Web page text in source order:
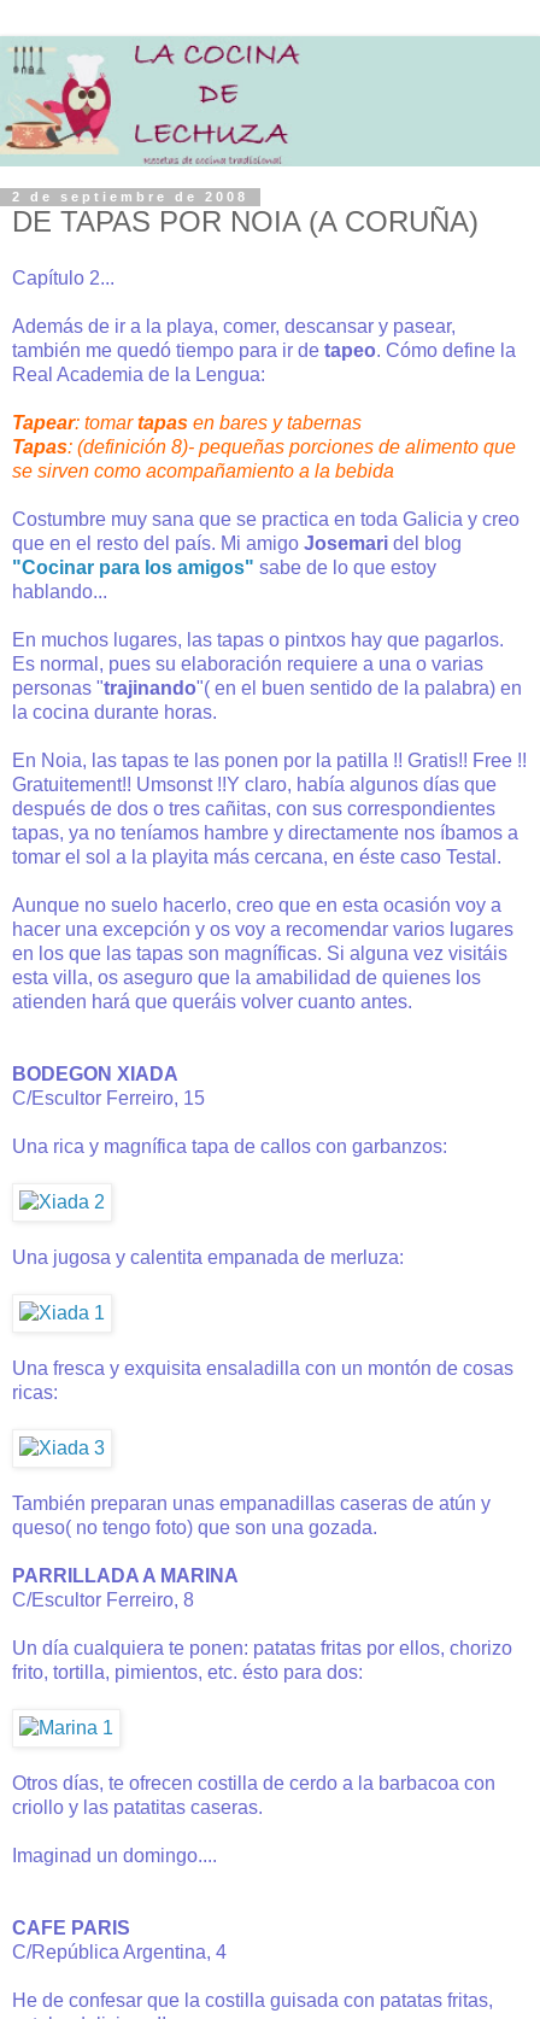
2 de septiembre de 2008
DE TAPAS POR NOIA (A CORUÑA)
Capítulo 2...
Además de ir a la playa, comer, descansar y pasear,
también me quedó tiempo para ir de tapeo. Cómo define la
Real Academia de la Lengua:
Tapear: tomartapas en bares y tabernas
Tapas: (definición 8)- pequeñas porciones de alimento que
se sirven como acompañamiento a la bebida
Costumbre muy sana que se practica en toda Galicia y creo
que en el resto del país. Mi amigo Josemari del blog
"Cocinar para los amigos" sabe de lo que estoy
hablando...
En muchos lugares, las tapas o pintxos hay que pagarlos.
Es normal, pues su elaboración requiere a una o varias
personas "trajinando"( en el buen sentido de la palabra) en
la cocina durante horas.
En Noia, las tapas te las ponen por la patilla !! Gratis!! Free !!
Gratuitement!! Umsonst !!Y claro, había algunos días que
después de dos o tres cañitas, con sus correspondientes
tapas, ya no teníamos hambre y directamente nos íbamos a
tomar el sol a la playita más cercana, en éste caso Testal.
Aunque no suelo hacerlo, creo que en esta ocasión voy a
hacer una excepción y os voy a recomendar varios lugares
en los que las tapas son magníficas. Si alguna vez visitáis
esta villa, os aseguro que la amabilidad de quienes los
atienden hará que queráis volver cuanto antes.
BODEGON XIADA
C/Escultor Ferreiro, 15
Una rica y magnífica tapa de callos con garbanzos:
Una jugosa y calentita empanada de merluza:
Una fresca y exquisita ensaladilla con un montón de cosas
ricas:
También preparan unas empanadillas caseras de atún y
queso( no tengo foto) que son una gozada.
PARRILLADA A MARINA
C/Escultor Ferreiro, 8
Un día cualquiera te ponen: patatas fritas por ellos, chorizo
frito, tortilla, pimientos, etc. ésto para dos:
Otros días, te ofrecen costilla de cerdo a la barbacoa con
criollo y las patatitas caseras.
Imaginad un domingo....
CAFE PARIS
C/República Argentina, 4
He de confesar que la costilla guisada con patatas fritas,